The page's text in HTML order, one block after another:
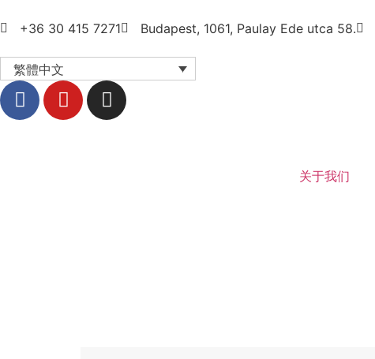
+36 30 415 7271 Budapest, 1061, Paulay Ede utca 58.
繁體中文
关于我们